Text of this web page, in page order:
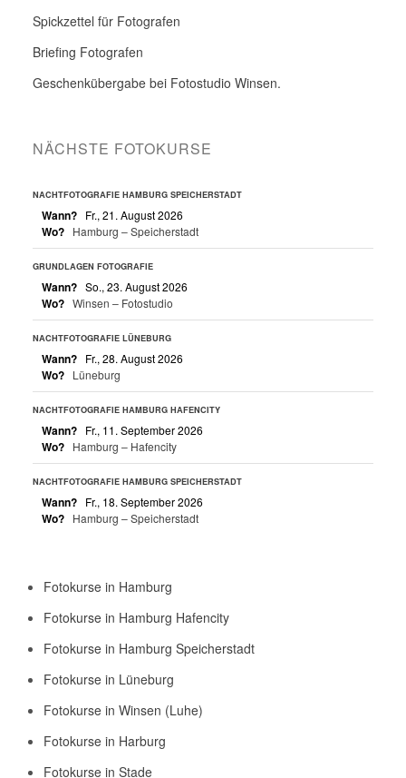
Spickzettel für Fotografen
Briefing Fotografen
Geschenkübergabe bei Fotostudio Winsen.
NÄCHSTE FOTOKURSE
NACHTFOTOGRAFIE HAMBURG SPEICHERSTADT
Wann? Fr., 21. August 2026
Wo? Hamburg – Speicherstadt
GRUNDLAGEN FOTOGRAFIE
Wann? So., 23. August 2026
Wo? Winsen – Fotostudio
NACHTFOTOGRAFIE LÜNEBURG
Wann? Fr., 28. August 2026
Wo? Lüneburg
NACHTFOTOGRAFIE HAMBURG HAFENCITY
Wann? Fr., 11. September 2026
Wo? Hamburg – Hafencity
NACHTFOTOGRAFIE HAMBURG SPEICHERSTADT
Wann? Fr., 18. September 2026
Wo? Hamburg – Speicherstadt
Fotokurse in Hamburg
Fotokurse in Hamburg Hafencity
Fotokurse in Hamburg Speicherstadt
Fotokurse in Lüneburg
Fotokurse in Winsen (Luhe)
Fotokurse in Harburg
Fotokurse in Stade